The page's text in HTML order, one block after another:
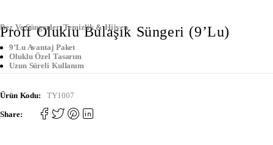
Bez Ve Süngerler,Temizlik & Hijyen
Proff Oluklu Bulaşık Süngeri (9’lu)
9’lu Avantaj Paket
Oluklu Özel Tasarım
Uzun Süreli Kullanım
Ürün Kodu: TY1007
Share: